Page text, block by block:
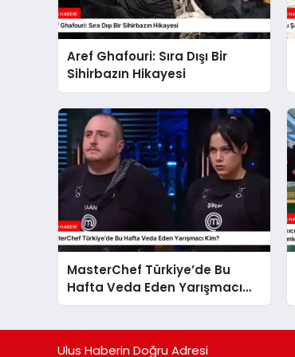
Aref Ghafouri: Sıra Dışı Bir
Sihirbazın Hikayesi
MasterChef Türkiye’de Bu
Hafta Veda Eden Yarışmacı
Kim?
Ulus Haberin Doğru Adresi